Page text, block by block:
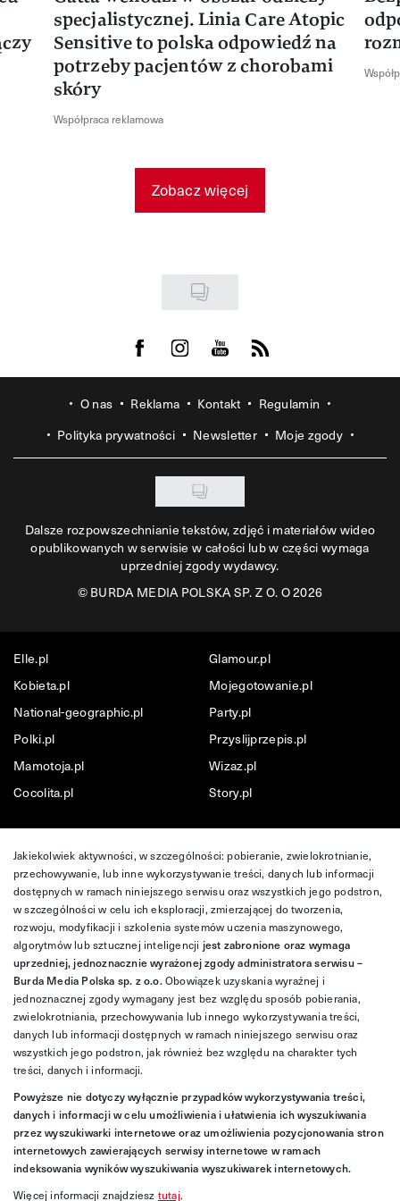
specjalistycznej. Linia Care Atopic
Sensitive to polska odpowiedź na
potrzeby pacjentów z chorobami
skóry
Współpraca reklamowa
Zobacz więcej
Visit us on Facebook
Visit us on Instagram
Visit us on Youtube
Visit us on Rss
O nas Reklama Kontakt
Regulamin
Polityka prywatności
Newsletter Moje zgody
Dalsze rozpowszechnianie tekstów, zdjęć i materiałów wideo
opublikowanych w serwisie w całości lub w części wymaga
uprzedniej zgody wydawcy.
©BURDA MEDIA POLSKA SP. Z O. O 2026
Elle.pl
Glamour.pl
Kobieta.pl
Mojegotowanie.pl
National-geographic.pl
Party.pl
Polki.pl
Przyslijprzepis.pl
Mamotoja.pl
Wizaz.pl
Cocolita.pl
Story.pl
Jakiekolwiek aktywności, w szczególności: pobieranie, zwielokrotnianie,
przechowywanie, lub inne wykorzystywanie treści, danych lub informacji
dostępnych w ramach niniejszego serwisu oraz wszystkich jego podstron,
w szczególności w celu ich eksploracji, zmierzającej do tworzenia,
rozwoju, modyfikacji i szkolenia systemów uczenia maszynowego,
algorytmów lub sztucznej inteligencji jest zabronione oraz wymaga
uprzedniej, jednoznacznie wyrażonej zgody administratora serwisu –
Burda Media Polska sp. z o.o.Obowiązek uzyskania wyraźnej i
jednoznacznej zgody wymagany jest bez względu sposób pobierania,
zwielokrotniania, przechowywania lub innego wykorzystywania treści,
danych lub informacji dostępnych w ramach niniejszego serwisu oraz
wszystkich jego podstron, jak również bez względu na charakter tych
treści, danych i informacji.
Powyższe nie dotyczy wyłącznie przypadków wykorzystywania treści,
danych i informacji w celu umożliwienia i ułatwienia ich wyszukiwania
przez wyszukiwarki internetowe oraz umożliwienia pozycjonowania stron
internetowych zawierających serwisy internetowe w ramach
indeksowania wyników wyszukiwania wyszukiwarek internetowych.
Więcej informacji znajdziesz tutaj.